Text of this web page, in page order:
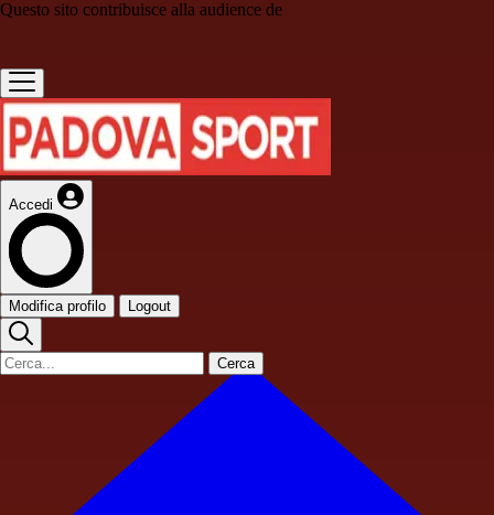
Questo sito contribuisce alla audience de
Accedi
Modifica profilo Logout
Cerca